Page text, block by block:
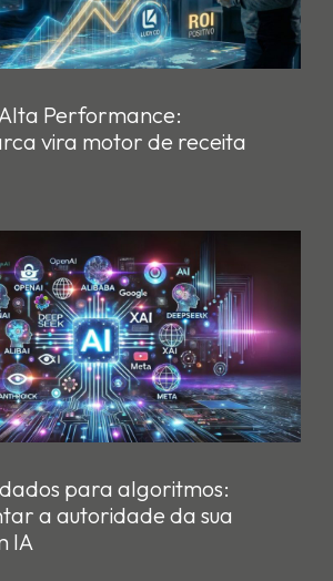
Performance:
vira motor de receita
para algoritmos:
a autoridade da sua
IA